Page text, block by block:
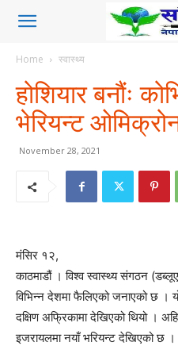
Home स्वास्थ्य
होशियार बनौंः
भेरियन्ट
November 28, 2021
मंसिर १२,
काठमाडौं । विश्व स्वास्थ्य संगठन
विभिन्न देशमा फैलिएको जनाएको छ ।
दक्षिण अफ्रिकामा देखिएको थियो ।
इजरायलमा नयाँ भरियन्ट देखिएको छ